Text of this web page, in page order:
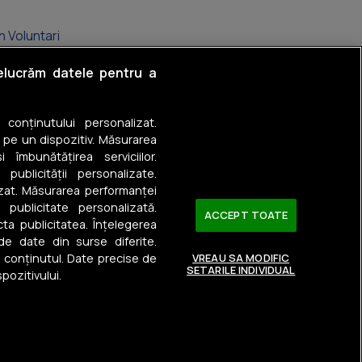
Voluntari
Berceni
Afumați
Jilava
Tunari
datele pentru a
personalizat.
un dispozitiv. Măsurarea
îmbunătățirea serviciilor.
personalizate.
Măsurarea performanței
personalizată.
publicitatea. Înțelegerea
date din surse diferite.
Date precise de
ACCEPT TOATE
VREAU SA MODIFIC
SETARILE INDIVIDUAL